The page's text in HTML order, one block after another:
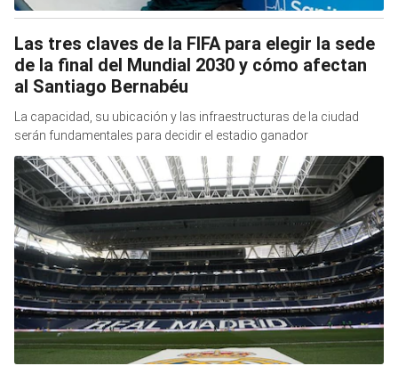
Las tres claves de la FIFA para elegir la sede
de la final del Mundial 2030 y cómo afectan
al Santiago Bernabéu
La capacidad, su ubicación y las infraestructuras de la ciudad
serán fundamentales para decidir el estadio ganador